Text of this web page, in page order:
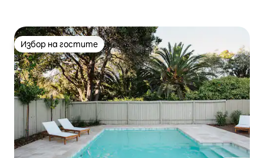
Избор на гостите
Избор на гостите